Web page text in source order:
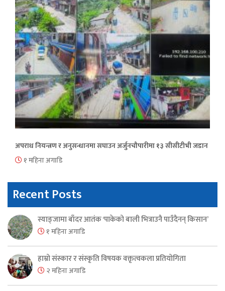
अपराध नियन्त्रण र अनुसन्धानमा सघाउन अर्जुनचौपारीमा १३ सीसीटीभी जडान
१ महिना अगाडि
Recent Posts
स्याङ्जामा बाँदर आतंक ‘पाकेको बाली भित्राउनै पाउँदैनन् किसान’
१ महिना अगाडि
हाम्रो संस्कार र संस्कृति विषयक वक्तृत्वकला प्रतियोगिता
२ महिना अगाडि